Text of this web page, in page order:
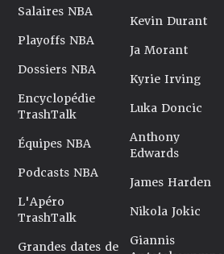
Salaires NBA
Playoffs NBA
Dossiers NBA
Encyclopédie
TrashTalk
Équipes NBA
Podcasts NBA
L'Apéro
TrashTalk
Grandes dates de
Kevin Durant
Ja Morant
Kyrie Irving
Luka Doncic
Anthony
Edwards
James Harden
Nikola Jokic
Giannis